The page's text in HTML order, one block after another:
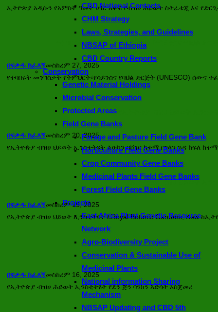
CBD National Contacts
CHM Strategy
Laws, Strategies, and Guidelines
NBSAP of Ethiopia
CBD Country Reports
Conservation
Genetic Material Holdings
Microbial Conservation
Protected Areas
Field Gene Banks
Forage and Pasture Field Gene Bank
Horticulture Field Gene Banks
Crop Community Gene Banks
Medicinal Plants Field Gene Banks
Forest Field Gene Banks
Projects
East Africa Plant Genetic Resource
Network
Agro-Biodiversity Project
Conservation & Sustainable Use of
Medicinal Plants
National information Sharing
Mechanism
NBSAP Updating and CBD 5th
ኢትዮጵያ አዲሱን የአምስት ዓመት ሀገር አቀፍ የብዝሀ ሕይወት ስትራቴጂ እና
የተባበሩት መንግስታት የትምህርት፣የሳይንስና የባህል
በፍቃዱ ከፈለኝመስከረም 27, 2025
የተባበሩት መንግስታት የትምህርት፣የሳይንስና የባህል ድርጅት (UNESCO) ሰውና
በፍቃዱ ከፈለኝመስከረም 20, 2025
የኢትዮጵያ ብዝሀ ህይወት ኢንስቲትዩት ልዑካን በሸገር ከተማ በገላን ጉዳ ክፍለ
የኢትዮጵያ ብዝሀ ህይወት
በፍቃዱ ከፈለኝመስከረም 19, 2025
የኢትዮጵያ ብዝሀ ህይወት ኢንስቲትዩት ከRoyal Botanic Gardens, Kew
በፍቃዱ ከፈለኝመስከረም 16, 2025
የኢትዮጵያ ብዝሀ ሕይወት ኢንስቲትዩት የደን ጅን ባንክን እድሳት አስጀመረ